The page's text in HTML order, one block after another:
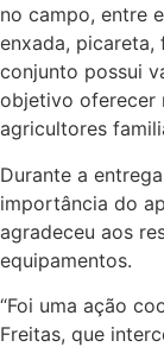
no campo, entre
enxada, picareta,
conjunto possui
objetivo oferecer
agricultores
Durante a
importância do
agradeceu aos
equipamentos.
“Foi uma ação
Freitas, que